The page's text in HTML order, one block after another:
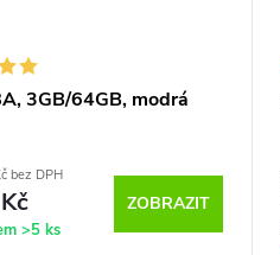
3GB/64GB, modrá
bez DPH
>5 ks
ZOBRAZIT